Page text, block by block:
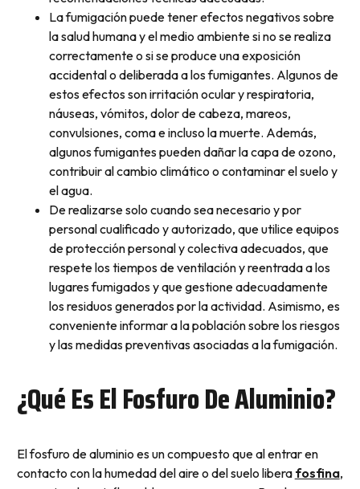
La fumigación puede tener efectos negativos sobre
la salud humana y el medio ambiente si no se realiza
correctamente o si se produce una exposición
accidental o deliberada a los fumigantes. Algunos de
estos efectos son irritación ocular y respiratoria,
náuseas, vómitos, dolor de cabeza, mareos,
convulsiones, coma e incluso la muerte. Además,
algunos fumigantes pueden dañar la capa de ozono,
contribuir al cambio climático o contaminar el suelo y
el agua.
De realizarse solo cuando sea necesario y por
personal cualificado y autorizado, que utilice equipos
de protección personal y colectiva adecuados, que
respete los tiempos de ventilación y reentrada a los
lugares fumigados y que gestione adecuadamente
los residuos generados por la actividad. Asimismo, es
conveniente informar a la población sobre los riesgos
y las medidas preventivas asociadas a la fumigación.
¿Qué Es El Fosfuro De Aluminio?
El fosfuro de aluminio es un compuesto que al entrar en
contacto con la humedad del aire o del suelo libera fosfina,